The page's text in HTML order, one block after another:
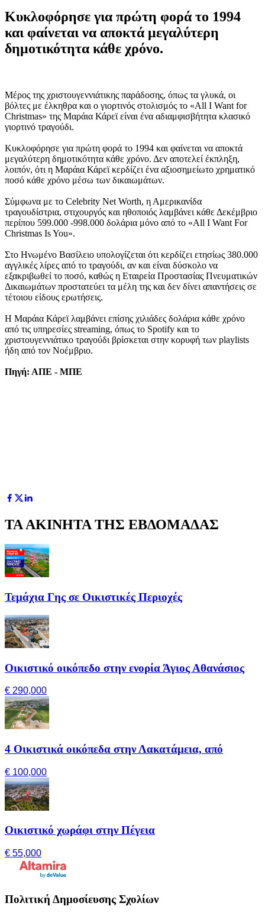
Κυκλοφόρησε για πρώτη φορά το 1994
και φαίνεται να αποκτά μεγαλύτερη
δημοτικότητα κάθε χρόνο.
Μέρος της χριστουγεννιάτικης παράδοσης, όπως τα γλυκά, οι
βόλτες με έλκηθρα και ο γιορτινός στολισμός το «All I Want for
Christmas» της Μαράια Κάρεϊ είναι ένα αδιαμφισβήτητα κλασικό
γιορτινό τραγούδι.
Κυκλοφόρησε για πρώτη φορά το 1994 και φαίνεται να αποκτά
μεγαλύτερη δημοτικότητα κάθε χρόνο. Δεν αποτελεί έκπληξη,
λοιπόν, ότι η Μαράια Κάρεϊ κερδίζει ένα αξιοσημείωτο χρηματικό
ποσό κάθε χρόνο μέσω των δικαιωμάτων.
Σύμφωνα με το Celebrity Net Worth, η Αμερικανίδα
τραγουδίστρια, στιχουργός και ηθοποιός λαμβάνει κάθε Δεκέμβριο
περίπου 599.000 -998.000 δολάρια μόνο από το «All I Want For
Christmas Is You».
Στο Ηνωμένο Βασίλειο υπολογίζεται ότι κερδίζει ετησίως 380.000
αγγλικές λίρες από το τραγούδι, αν και είναι δύσκολο να
εξακριβωθεί το ποσό, καθώς η Εταιρεία Προστασίας Πνευματικών
Δικαιωμάτων προστατεύει τα μέλη της και δεν δίνει απαντήσεις σε
τέτοιου είδους ερωτήσεις.
Η Μαράια Κάρεϊ λαμβάνει επίσης χιλιάδες δολάρια κάθε χρόνο
από τις υπηρεσίες streaming, όπως το Spotify και το
χριστουγεννιάτικο τραγούδι βρίσκεται στην κορυφή των playlists
ήδη από τον Νοέμβριο.
Πηγή: ΑΠΕ - ΜΠΕ
ΤΑ ΑΚΙΝΗΤΑ ΤΗΣ ΕΒΔΟΜΑΔΑΣ
Τεμάχια Γης σε Οικιστικές Περιοχές
Οικιστικό οικόπεδο στην ενορία Άγιος Αθανάσιος
€ 290,000
4 Οικιστικά οικόπεδα στην Λακατάμεια, από
€ 100,000
Οικιστικό χωράφι στην Πέγεια
€ 55,000
Πολιτική Δημοσίευσης Σχολίων